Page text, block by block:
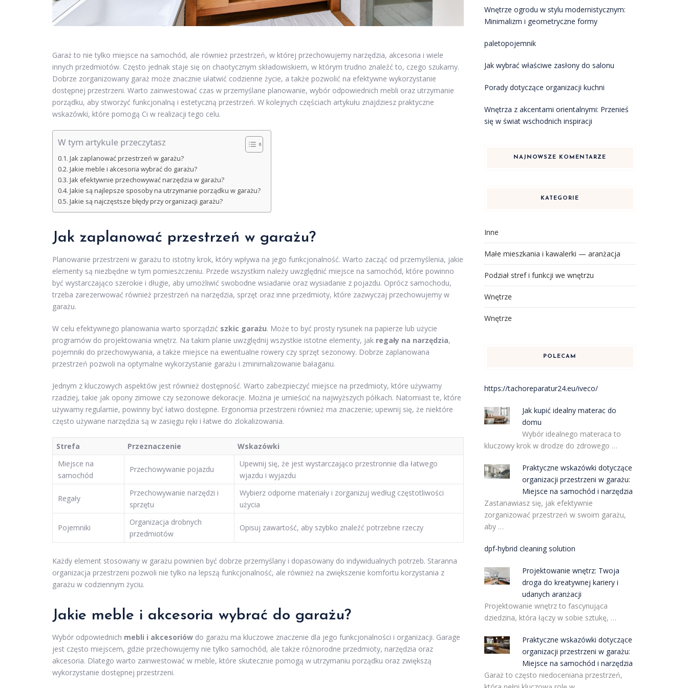
Garaż to nie tylko miejsce na samochód, ale również przestrzeń, w której przechowujemy narzędzia, akcesoria i wiele
innych przedmiotów. Często jednak staje się on chaotycznym składowiskiem, w którym trudno znaleźć to, czego szukamy.
Dobrze zorganizowany garaż może znacznie ułatwić codzienne życie, a także pozwolić na efektywne wykorzystanie
dostępnej przestrzeni. Warto zainwestować czas w przemyślane planowanie, wybór odpowiednich mebli oraz utrzymanie
porządku, aby stworzyć funkcjonalną i estetyczną przestrzeń. W kolejnych częściach artykułu znajdziesz praktyczne
wskazówki, które pomogą Ci w realizacji tego celu.
W tym artykule przeczytasz
Jak zaplanować przestrzeń w garażu?
Jakie meble i akcesoria wybrać do garażu?
Jak efektywnie przechowywać narzędzia w garażu?
Jakie są najlepsze sposoby na utrzymanie porządku w garażu?
Jakie są najczęstsze błędy przy organizacji garażu?
Jak zaplanować przestrzeń w garażu?
Planowanie przestrzeni w garażu to istotny krok, który wpływa na jego funkcjonalność. Warto zacząć od przemyślenia, jakie
elementy są niezbędne w tym pomieszczeniu. Przede wszystkim należy uwzględnić miejsce na samochód, które powinno
być wystarczająco szerokie i długie, aby umożliwić swobodne wsiadanie oraz wysiadanie z pojazdu. Oprócz samochodu,
trzeba zarezerwować również przestrzeń na narzędzia, sprzęt oraz inne przedmioty, które zazwyczaj przechowujemy w
garażu.
W celu efektywnego planowania warto sporządzić szkic garażu. Może to być prosty rysunek na papierze lub użycie
programów do projektowania wnętrz. Na takim planie uwzględnij wszystkie istotne elementy, jak regały na narzędzia,
pojemniki do przechowywania, a także miejsce na ewentualne rowery czy sprzęt sezonowy. Dobrze zaplanowana
przestrzeń pozwoli na optymalne wykorzystanie garażu i zminimalizowanie bałaganu.
Jednym z kluczowych aspektów jest również dostępność. Warto zabezpieczyć miejsce na przedmioty, które używamy
rzadziej, takie jak opony zimowe czy sezonowe dekoracje. Można je umieścić na najwyższych półkach. Natomiast te, które
używamy regularnie, powinny być łatwo dostępne. Ergonomia przestrzeni również ma znaczenie; upewnij się, że niektóre
często używane narzędzia są w zasięgu ręki i łatwe do zlokalizowania.
Strefa Przeznaczenie
Wskazówki
Miejsce na
samochód
Przechowywanie pojazdu
Upewnij się, że jest wystarczająco przestronnie dla łatwego
wjazdu i wyjazdu
Regały
Przechowywanie narzędzi i
sprzętu
Wybierz odporne materiały i zorganizuj według częstotliwości
użycia
Pojemniki
Organizacja drobnych
przedmiotów
Opisuj zawartość, aby szybko znaleźć potrzebne rzeczy
Każdy element stosowany w garażu powinien być dobrze przemyślany i dopasowany do indywidualnych potrzeb. Staranna
organizacja przestrzeni pozwoli nie tylko na lepszą funkcjonalność, ale również na zwiększenie komfortu korzystania z
garażu w codziennym życiu.
Jakie meble i akcesoria wybrać do garażu?
Wybór odpowiednich mebli i akcesoriów do garażu ma kluczowe znaczenie dla jego funkcjonalności i organizacji. Garage
jest często miejscem, gdzie przechowujemy nie tylko samochód, ale także różnorodne przedmioty, narzędzia oraz
akcesoria. Dlatego warto zainwestować w meble, które skutecznie pomogą w utrzymaniu porządku oraz zwiększą
wykorzystanie dostępnej przestrzeni.
Wnętrze ogrodu w stylu modernistycznym:
Minimalizm i geometryczne formy
paletopojemnik
Jak wybrać właściwe zasłony do salonu
Porady dotyczące organizacji kuchni
Wnętrza z akcentami orientalnymi: Przenieś
się w świat wschodnich inspiracji
NAJNOWSZE KOMENTARZE
KATEGORIE
Inne
Małe mieszkania i kawalerki — aranżacja
Podział stref i funkcji we wnętrzu
Wnętrze
Wnętrze
POLECAM
https://tachoreparatur24.eu/iveco/
Jak kupić idealny materac do
domu
Wybór idealnego materaca to
kluczowy krok w drodze do zdrowego …
Praktyczne wskazówki dotyczące
organizacji przestrzeni w garażu:
Miejsce na samochód i narzędzia
Zastanawiasz się, jak efektywnie
zorganizować przestrzeń w swoim garażu,
aby …
dpf-hybrid cleaning solution
Projektowanie wnętrz: Twoja
droga do kreatywnej kariery i
udanych aranżacji
Projektowanie wnętrz to fascynująca
dziedzina, która łączy w sobie sztukę, …
Praktyczne wskazówki dotyczące
organizacji przestrzeni w garażu:
Miejsce na samochód i narzędzia
Garaż to często niedoceniana przestrzeń,